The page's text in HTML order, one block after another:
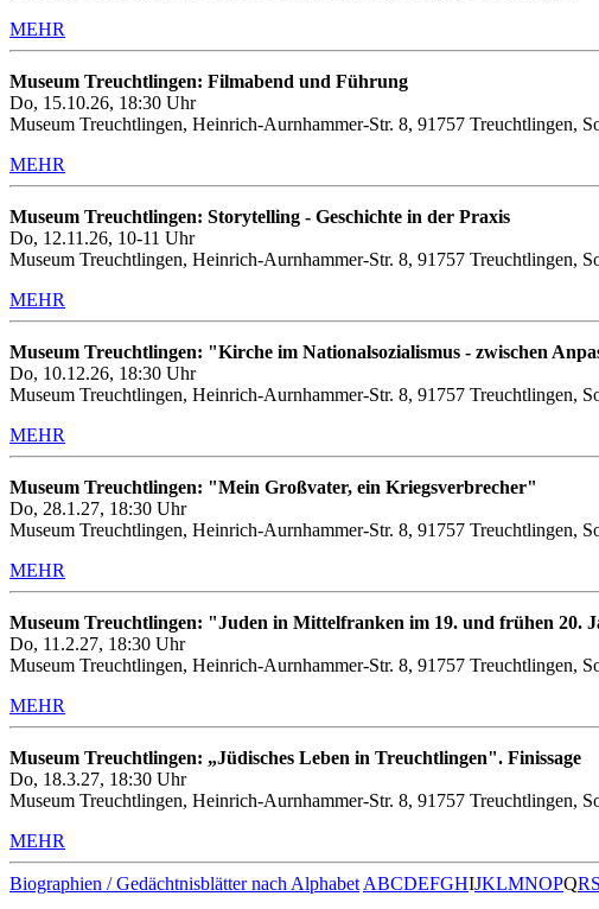
MEHR
Museum Treuchtlingen: Filmabend und Führung
Do, 15.10.26, 18:30 Uhr
Museum Treuchtlingen, Heinrich-Aurnhammer-Str. 8, 91757 Treuchtlingen,
MEHR
Museum Treuchtlingen: Storytelling - Geschichte in der Praxis
Do, 12.11.26, 10-11 Uhr
Museum Treuchtlingen, Heinrich-Aurnhammer-Str. 8, 91757 Treuchtlingen,
MEHR
Museum Treuchtlingen: "Kirche im Nationalsozialismus - zwischen
Do, 10.12.26, 18:30 Uhr
Museum Treuchtlingen, Heinrich-Aurnhammer-Str. 8, 91757 Treuchtlingen,
MEHR
Museum Treuchtlingen: "Mein Großvater, ein Kriegsverbrecher"
Do, 28.1.27, 18:30 Uhr
Museum Treuchtlingen, Heinrich-Aurnhammer-Str. 8, 91757 Treuchtlingen,
MEHR
Museum Treuchtlingen: "Juden in Mittelfranken im 19. und frühen 20.
Do, 11.2.27, 18:30 Uhr
Museum Treuchtlingen, Heinrich-Aurnhammer-Str. 8, 91757 Treuchtlingen,
MEHR
Museum Treuchtlingen: „Jüdisches Leben in Treuchtlingen". Finissage
Do, 18.3.27, 18:30 Uhr
Museum Treuchtlingen, Heinrich-Aurnhammer-Str. 8, 91757 Treuchtlingen,
MEHR
Biographien / Gedächtnisblätter nach Alphabet ABCDEFGHIJKLMNOPQRS